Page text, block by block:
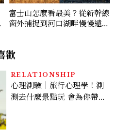
富士山怎麼看最美？從新幹線
窗外捕捉到河口湖畔慢慢遠
歡
RELATIONSHIP
心理測驗｜旅行心理學！測
測去什麼景點玩 會為你帶來